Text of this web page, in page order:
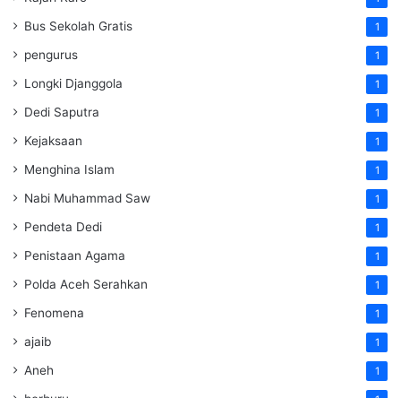
Bus Sekolah Gratis 1
pengurus 1
Longki Djanggola 1
Dedi Saputra 1
Kejaksaan 1
Menghina Islam 1
Nabi Muhammad Saw 1
Pendeta Dedi 1
Penistaan Agama 1
Polda Aceh Serahkan 1
Fenomena 1
ajaib 1
Aneh 1